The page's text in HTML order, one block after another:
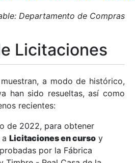
Departamento de Compras
Licitaciones
a modo de histórico,
han sido resueltas, así como
recientes:
de 2022, para obtener
Licitaciones en curso y
por la Fábrica